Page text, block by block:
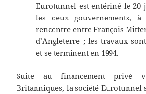
Eurotunnel est entériné le 20
les deux gouvernements,
rencontre entre François
d’Angleterre ; les travaux
et se terminent en 1994.
Suite au financement privé
Britanniques, la société Eurotunnel